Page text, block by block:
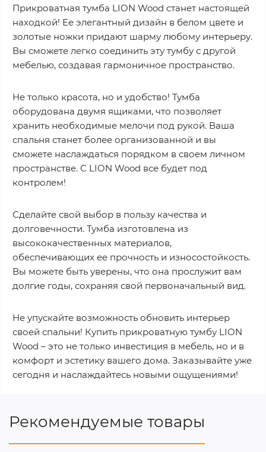
Прикроватная тумба LION Wood станет настоящей
находкой! Ее элегантный дизайн в белом цвете и
золотые ножки придают шарму любому интерьеру.
Вы сможете легко соединить эту тумбу с другой
мебелью, создавая гармоничное пространство.
Не только красота, но и удобство! Тумба
оборудована двумя ящиками, что позволяет
хранить необходимые мелочи под рукой. Ваша
спальня станет более организованной и вы
сможете наслаждаться порядком в своем личном
пространстве. С LION Wood все будет под
контролем!
Сделайте свой выбор в пользу качества и
долговечности. Тумба изготовлена из
высококачественных материалов,
обеспечивающих ее прочность и износостойкость.
Вы можете быть уверены, что она прослужит вам
долгие годы, сохраняя свой первоначальный вид.
Не упускайте возможность обновить интерьер
своей спальни! Купить прикроватную тумбу LION
Wood – это не только инвестиция в мебель, но и в
комфорт и эстетику вашего дома. Заказывайте уже
сегодня и наслаждайтесь новыми ощущениями!
Рекомендуемые товары